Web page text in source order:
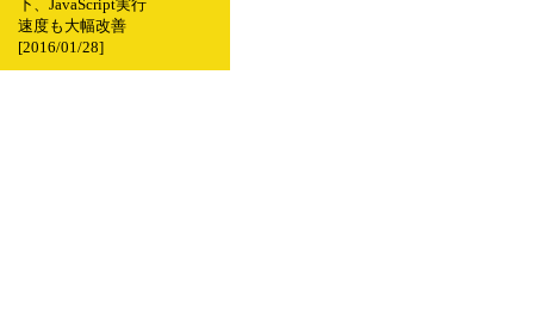
下、JavaScript実行
速度も大幅改善
[2016/01/28]